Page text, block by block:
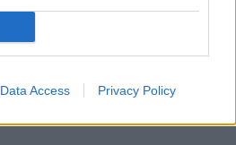
Data Access Privacy Policy